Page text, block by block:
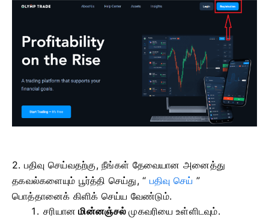
2. பதிவு செய்வதற்கு, நீங்கள் தேவையான அனைத்து
தகவல்களையும் பூர்த்தி செய்து, “ பதிவு செய் ”
பொத்தானைக் கிளிக் செய்ய வேண்டும்.
சரியானமின்னஞ்சல் முகவரியை உள்ளிடவும்.